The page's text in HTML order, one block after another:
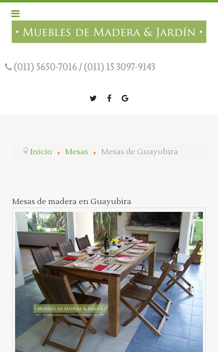
(011) 5650-7016 /(011) 15 3097-9143
Inicio Mesas Mesas de Guayubira
Mesas de madera en Guayubira